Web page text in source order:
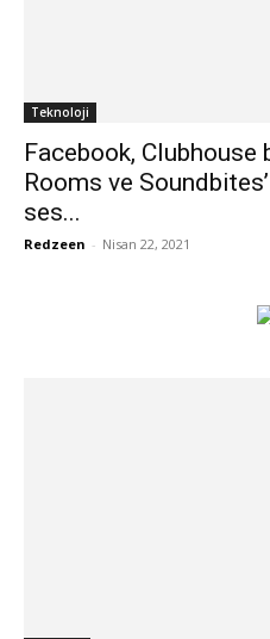
Teknoloji
Facebook,
Rooms ve
ses...
Redzeen - Nisan 22, 2021